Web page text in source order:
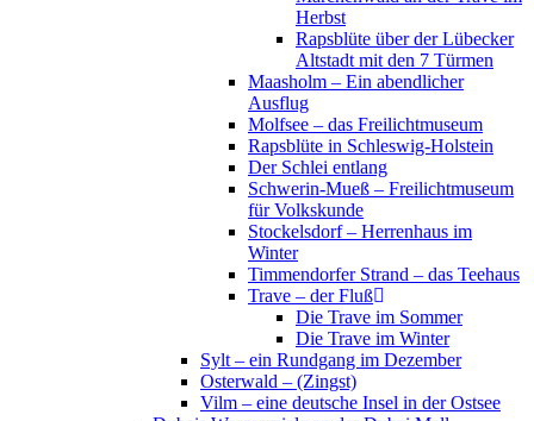
Herbst
Rapsblüte über der Lübecker
Altstadt mit den 7 Türmen
Maasholm – Ein abendlicher
Ausflug
Molfsee – das Freilichtmuseum
Rapsblüte in Schleswig-Holstein
Der Schlei entlang
Schwerin-Mueß – Freilichtmuseum
für Volkskunde
Stockelsdorf – Herrenhaus im
Winter
Timmendorfer Strand – das Teehaus
Trave – der Fluß
Die Trave im Sommer
Die Trave im Winter
Sylt – ein Rundgang im Dezember
Osterwald – (Zingst)
Vilm – eine deutsche Insel in der Ostsee